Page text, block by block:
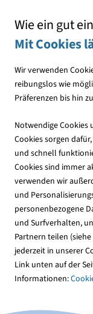
Wie ein gut
Mit Cookies
Wir verwenden
reibungslos wie
Präferenzen bis hin
Notwendige
Cookies sorgen
und schnell
Cookies sind immer
verwenden wir
und
personenbezogene
und Surfverhalten,
Partnern teilen
jederzeit in unserer
Link unten auf der
Informationen:
Downloads